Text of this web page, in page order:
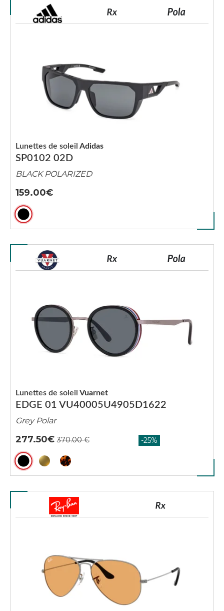
SP0102 02D
Lunettes de soleil Adidas
BLACK POLARIZED
159.00
EDGE 01 VU40005U4905D1622
Lunettes de soleil Vuarnet
Grey Polar
277.50